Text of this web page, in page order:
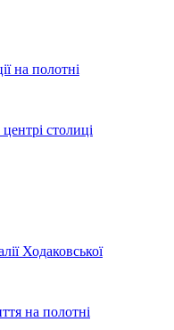
на полотні
столиці
Ходаковської
на полотні